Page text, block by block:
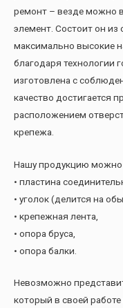
ремонт – везде можно
элемент. Состоит он
максимально высокие
благодаря технологии
изготовлена с
качество достигается
расположением
крепежа.
Нашу продукцию можно
• пластина
• уголок (делится на
• крепежная лента,
• опора бруса,
• опора балки.
Невозможно
который в своей